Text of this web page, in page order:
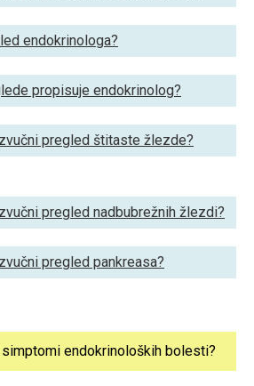
endokrinologa?
propisuje endokrinolog?
pregled štitaste žlezde?
pregled nadbubrežnih žlezdi?
pregled pankreasa?
endokrinoloških bolesti?